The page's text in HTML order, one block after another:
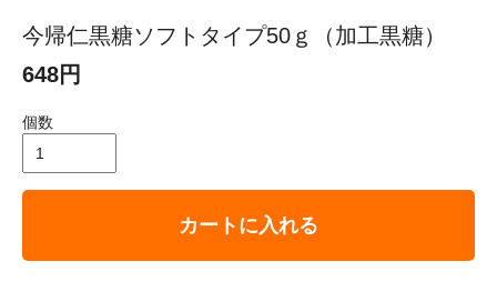
今帰仁黒糖ソフトタイプ50ｇ（加工黒糖）
648円
個数
カートに入れる